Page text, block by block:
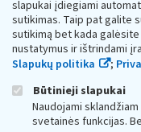
slapukai įdiegiami
sutikimas. Taip pat galite
sutikimą bet kada
nustatymus ir ištrindami
Slapukų politika
;
Būtinieji slapukai
Naudojami
svetainės funkcijas.
Biudžetinė įstaiga.
adresas: Vasario 16-
vmi@vmi.lt, E.
Duomenys apie
Respublikos finansų